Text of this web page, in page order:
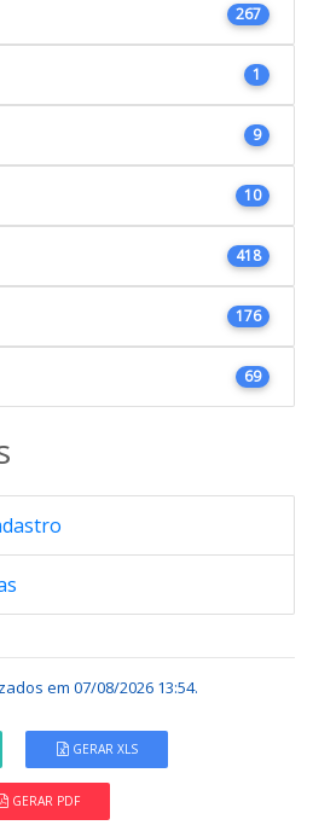
267
1
9
10
418
176
69
em 07/08/2026 13:54.
GERAR XLS
GERAR PDF